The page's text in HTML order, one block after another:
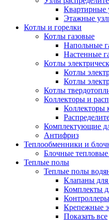
Квартирные
Этажные
Котлы и горелки
Котлы газовые
Напольные
Настенные
Котлы
Котлы
Котлы
Котлы
Коллекторы и
Коллекторы
Комплектующие
Антифриз
Теплообменники и
Блочные
Теплые полы
Теплые полы
Клапаны для
Комплекты
Крепежные
Показать все